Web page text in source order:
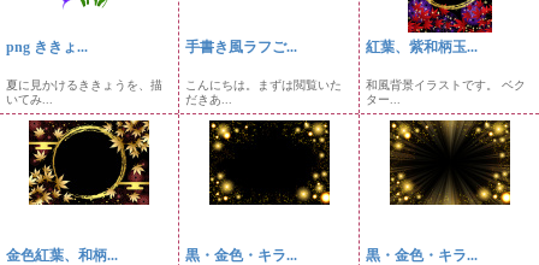
png ききょ...
夏に見かけるききょうを、描
いてみ...
手書き風ラフご...
こんにちは。まずは閲覧いた
だきあ...
紅葉、紫和柄玉...
和風背景イラストです。 ベク
ター...
金色紅葉、和柄... 黒・金色・キラ... 黒・金色・キラ...